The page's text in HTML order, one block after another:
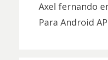
Axel fernando
Para Android